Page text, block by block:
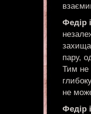
Федір
пару,
Тим не
не
Федір